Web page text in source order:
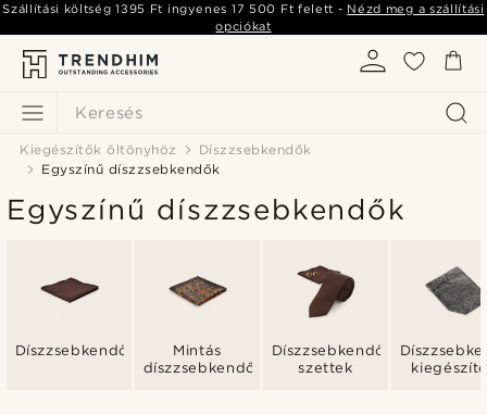
Keresés
Szállítási költség1395 Ft ingyenes 17 500 Ft felett - Nézd meg a szállítási
opciókat
Kiegészítők öltönyhöz
Díszzsebkendők
Egyszínű díszzsebkendők
Egyszínű díszzsebkendők
Díszzsebkendők
Mintás
díszzsebkendők
Díszzsebkendő
szettek